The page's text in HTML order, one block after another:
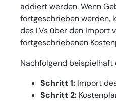
addiert werden. Wenn
fortgeschrieben werden,
des LVs über den Import
fortgeschriebenen
Nachfolgend beispielhaft
Schritt 1: Import
Schritt 2: